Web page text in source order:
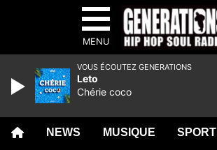
MENU
NEWS MUSIQUE SPORT
VOUS ÉCOUTEZ GENERATIONS
Leto
Chérie coco